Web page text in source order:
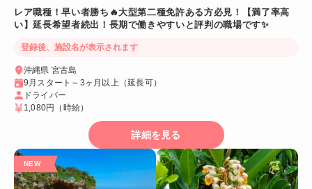
レア職種！早い者勝ち🔥大型第二種免許ある方必見！【満了率高
い】延長希望者続出！長期で働きやすいと評判の職場です✨
登録後、施設名が表示されます
沖縄県 宮古島
9月スタート～3ヶ月以上（延長可）
ドライバー
1,080円
（時給）
詳細を見る